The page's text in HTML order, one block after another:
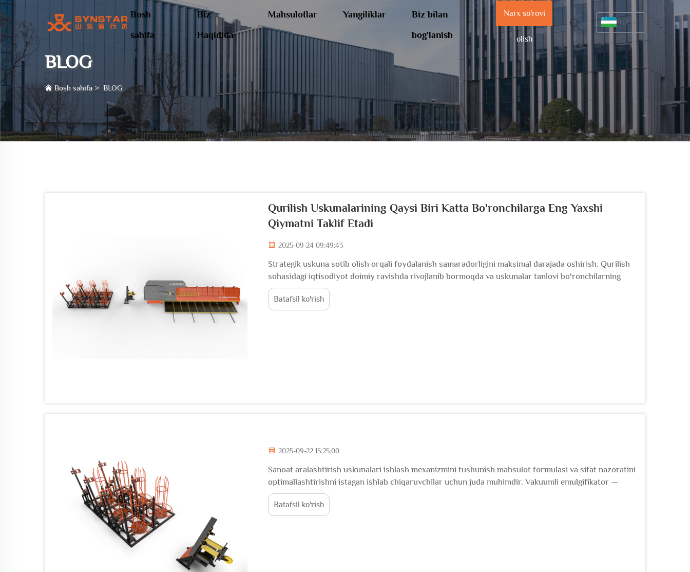
Bosh
sahifa
Biz
Haqidida
Mahsulotlar Yangiliklar
Biz bilan
bog'lanish
Narx so'rovi
olish
UZ
BLOG
Bosh sahifa > BLOG
Qurilish Uskunalarining Qaysi Biri Katta Bo'ronchilarga Eng Yaxshi
Qiymatni Taklif Etadi
2025-09-24 09:49:43
Strategik uskuna sotib olish orqali foydalanish samaradorligini maksimal darajada oshirish. Qurilish
sohasidagi iqtisodiyot doimiy ravishda rivojlanib bormoqda va uskunalar tanlovi bo'ronchilarning
muvaffaqiyatida hal etuvchi rol o'ynamoqda. Qurilish uskunalari qiymati haqida ma'lumotga
asoslangan qarorlar qabul qilish kerak...
Batafsil ko'rish
2025-09-22 15:25:00
Sanoat aralashtirish uskunalari ishlash mexanizmini tushunish mahsulot formulasi va sifat nazoratini
optimallashtirishni istagan ishlab chiqaruvchilar uchun juda muhimdir. Vakuumli emulgifikator —
barqaror, bir jinsli...
Batafsil ko'rish